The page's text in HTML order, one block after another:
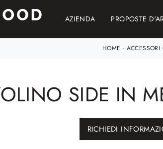
AZIENDA PROPOSTE
HOME - ACCESSORI
SIDE IN
RICHIEDI